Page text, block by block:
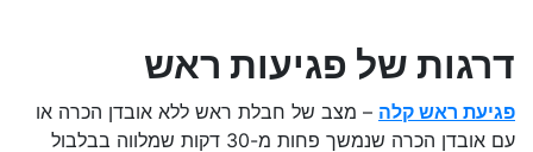
דרגות של פגיעות ראש
פגיעת ראש קלה – מצב של חבלת ראש ללא אובדן הכרה או
עם אובדן הכרה שנמשך פחות מ-30 דקות שמלווה בבלבול